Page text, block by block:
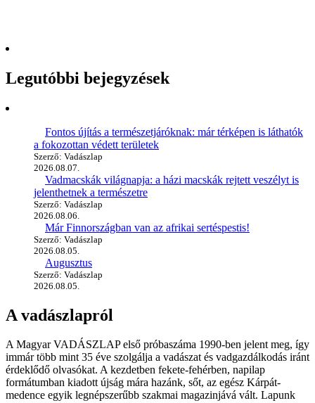
Legutóbbi bejegyzések
Fontos újítás a természetjáróknak: már térképen is láthatók
a fokozottan védett területek
Szerző: Vadászlap
2026.08.07.
Vadmacskák világnapja: a házi macskák rejtett veszélyt is
jelenthetnek a természetre
Szerző: Vadászlap
2026.08.06.
Már Finnországban van az afrikai sertéspestis!
Szerző: Vadászlap
2026.08.05.
Augusztus
Szerző: Vadászlap
2026.08.05.
A vadászlapról
A Magyar VADÁSZLAP első próbaszáma 1990-ben jelent meg, így
immár több mint 35 éve szolgálja a vadászat és vadgazdálkodás iránt
érdeklődő olvasókat. A kezdetben fekete-fehérben, napilap
formátumban kiadott újság mára hazánk, sőt, az egész Kárpát-
medence egyik legnépszerűbb szakmai magazinjává vált. Lapunk